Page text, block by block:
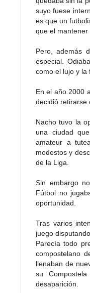
suyo fuese
es que un
que el
Pero, además
especial.
como el lujo y
En el año 2000
decidió retirarse
Nacho tuvo la
una ciudad
amateur a
modestos y
de la Liga.
Sin embargo
Fútbol no
oportunidad.
Tras varios
juego
Parecía todo
compostelano
llenaban de
su
desaparición.